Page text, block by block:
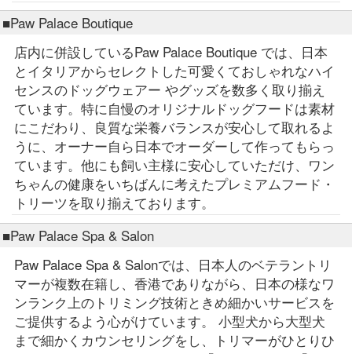
■Paw Palace Boutique
店内に併設しているPaw Palace Boutique では、日本
とイタリアからセレクトした可愛くておしゃれなハイ
センスのドッグウェアー やグッズを数多く取り揃え
ています。特に自慢のオリジナルドッグフードは素材
にこだわり、良質な栄養バランスが安心して取れるよ
うに、オーナー自ら日本でオーダーして作ってもらっ
ています。他にも飼い主様に安心していただけ、ワン
ちゃんの健康をいちばんに考えたプレミアムフード・
トリーツを取り揃えております。
■Paw Palace Spa & Salon
Paw Palace Spa & Salonでは、日本人のベテラントリ
マーが複数在籍し、香港でありながら、日本の様なワ
ンランク上のトリミング技術ときめ細かいサービスを
ご提供するよう心がけています。 小型犬から大型犬
まで細かくカウンセリングをし、トリマーがひとりひ